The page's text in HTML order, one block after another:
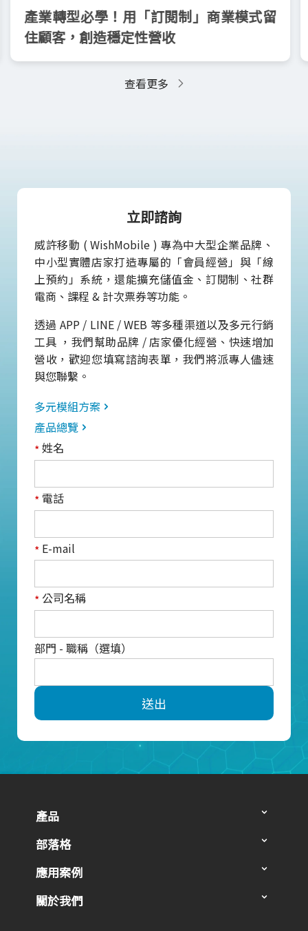
產業轉型必學！用「訂閱制」商業模式留
住顧客，創造穩定性營收
查看更多
立即諮詢
威許移動 ( WishMobile ) 專為中大型企業品牌、
中小型實體店家打造專屬的「會員經營」與「線
上預約」系統，還能擴充儲值金、訂閱制、社群
電商、課程 & 計次票券等功能。
透過 APP / LINE / WEB 等多種渠道以及多元行銷
工具 ，我們幫助品牌 / 店家優化經營、快速增加
營收，歡迎您填寫諮詢表單，我們將派專人儘速
與您聯繫。
多元模組方案
產品總覽
*姓名
* 電話
* E-mail
* 公司名稱
部門 - 職稱（選填）
送出
產品
部落格
應用案例
關於我們